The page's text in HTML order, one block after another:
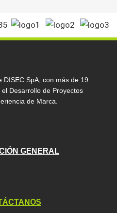
DISEC SpA, con más de 19
Desarrollo de Proyectos
de Marca.
GENERAL